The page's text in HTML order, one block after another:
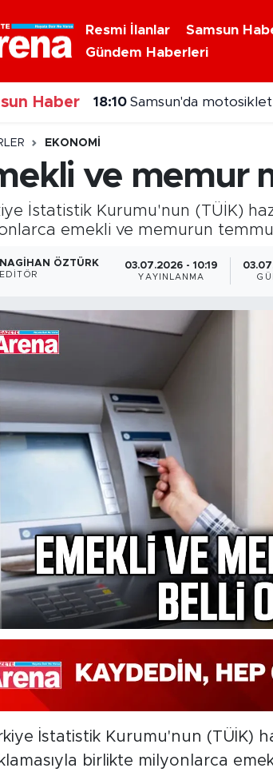
Resmi İlanlar Samsun
Gündem Haberleri
Haber 18:10 Samsun'da motosiklet
EKONOMI
ve memur
İstatistik Kurumu'nun (TÜİK)
emekli ve memurun
NAGIHAN ÖZTÜRK
EDITÖR
03.07.2026 - 10:19
YAYINLANMA
İstatistik Kurumu'nun (TÜİK)
birlikte milyonlarca
Vakitleri
Durumu ve Fikstür